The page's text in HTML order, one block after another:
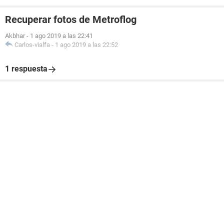
Recuperar fotos de Metroflog
Akbhar - 1 ago 2019 a las 22:41
Carlos-vialfa - 1 ago 2019 a las 22:52
1 respuesta